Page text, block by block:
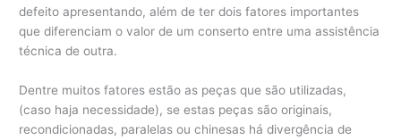
defeito apresentando, além de ter dois fatores importantes
que diferenciam o valor de um conserto entre uma assistência
técnica de outra.
Dentre muitos fatores estão as peças que são utilizadas,
(caso haja necessidade), se estas peças são originais,
recondicionadas, paralelas ou chinesas há divergência de